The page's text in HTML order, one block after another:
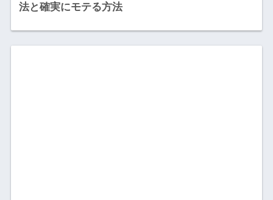
法と確実にモテる方法